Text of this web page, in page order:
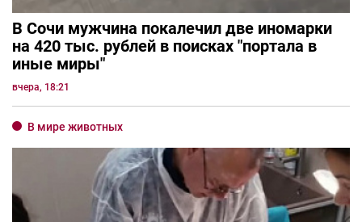
В Сочи мужчина покалечил две иномарки
на 420 тыс. рублей в поисках "портала в
иные миры"
вчера, 18:21
В мире животных